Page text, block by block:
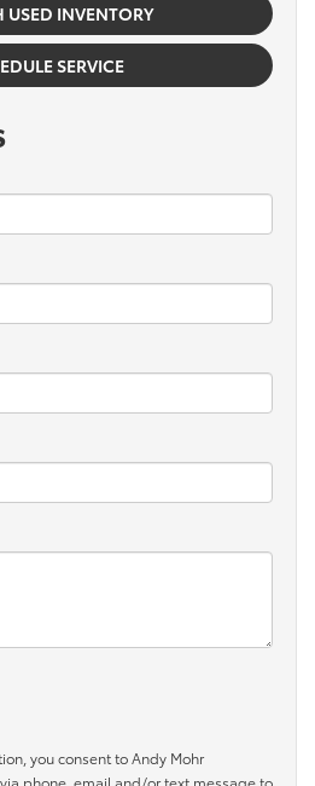
USED INVENTORY
SERVICE
you consent to Andy Mohr